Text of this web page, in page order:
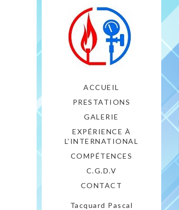
ACCUEIL
PRESTATIONS
GALERIE
EXPÉRIENCE À
L’INTERNATIONAL
COMPÉTENCES
C.G.D.V
CONTACT
Tacquard Pascal